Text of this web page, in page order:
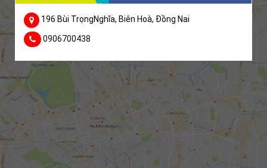
196 Bùi TrọngNghĩa, Biên Hoà, Đồng Nai
0906700438